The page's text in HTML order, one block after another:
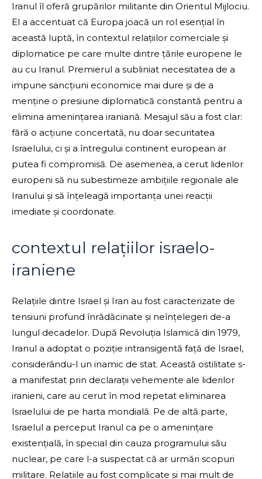
Iranul îl oferă grupărilor militante din Orientul Mijlociu.
El a accentuat că Europa joacă un rol esențial în
această luptă, în contextul relațiilor comerciale și
diplomatice pe care multe dintre țările europene le
au cu Iranul. Premierul a subliniat necesitatea de a
impune sancțiuni economice mai dure și de a
menține o presiune diplomatică constantă pentru a
elimina amenințarea iraniană. Mesajul său a fost clar:
fără o acțiune concertată, nu doar securitatea
Israelului, ci și a întregului continent european ar
putea fi compromisă. De asemenea, a cerut liderilor
europeni să nu subestimeze ambițiile regionale ale
Iranului și să înțeleagă importanța unei reacții
imediate și coordonate.
contextul relațiilor israelo-
iraniene
Relațiile dintre Israel și Iran au fost caracterizate de
tensiuni profund înrădăcinate și neînțelegeri de-a
lungul decadelor. După Revoluția Islamică din 1979,
Iranul a adoptat o poziție intransigentă față de Israel,
considerându-l un inamic de stat. Această ostilitate s-
a manifestat prin declarații vehemente ale liderilor
iranieni, care au cerut în mod repetat eliminarea
Israelului de pe harta mondială. Pe de altă parte,
Israelul a perceput Iranul ca pe o amenințare
existențială, în special din cauza programului său
nuclear, pe care l-a suspectat că ar urmări scopuri
militare. Relațiile au fost complicate și mai mult de